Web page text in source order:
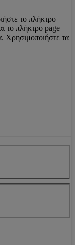
το πλήκτρο
το πλήκτρο page
Χρησιμοποιήστε τα